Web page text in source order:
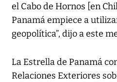
el Cabo de Hornos [en
Panamá empiece a
geopolítica”, dijo a este
La Estrella de Panamá
Relaciones Exteriores